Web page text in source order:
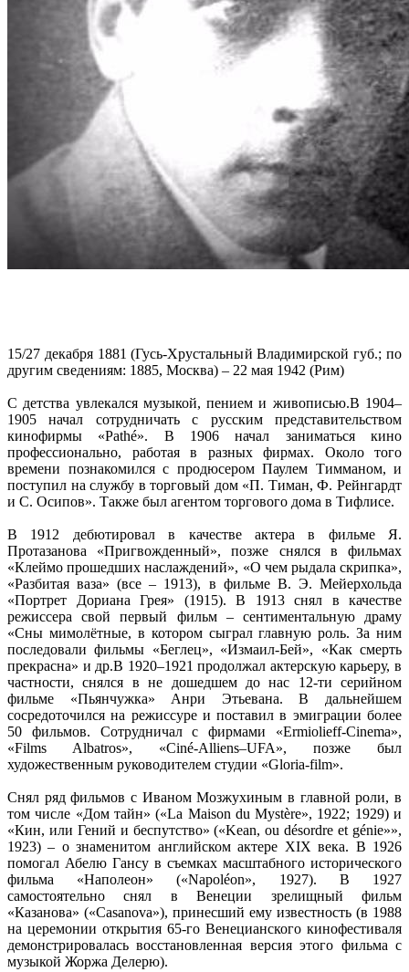
15/27 декабря 1881 (Гусь-Хрустальный Владимирской губ.; по
другим сведениям: 1885, Москва) – 22 мая 1942 (Рим)
С детства увлекался музыкой, пением и живописью.В 1904–
1905 начал сотрудничать с русским представительством
кинофирмы «Pathé». В 1906 начал заниматься кино
профессионально, работая в разных фирмах. Около того
времени познакомился с продюсером Паулем Тимманом, и
поступил на службу в торговый дом «П. Тиман, Ф. Рейнгардт
и С. Осипов». Также был агентом торгового дома в Тифлисе.
В 1912 дебютировал в качестве актера в фильме Я.
Протазанова «Пригвожденный», позже снялся в фильмах
«Клеймо прошедших наслаждений», «О чем рыдала скрипка»,
«Разбитая ваза» (все – 1913), в фильме В. Э. Мейерхольда
«Портрет Дориана Грея» (1915). В 1913 снял в качестве
режиссера свой первый фильм – сентиментальную драму
«Сны мимолётные, в котором сыграл главную роль. За ним
последовали фильмы «Беглец», «Измаил-Бей», «Как смерть
прекрасна» и др.В 1920–1921 продолжал актерскую карьеру, в
частности, снялся в не дошедшем до нас 12-ти серийном
фильме «Пьянчужка» Анри Этьевана. В дальнейшем
сосредоточился на режиссуре и поставил в эмиграции более
50 фильмов. Сотрудничал с фирмами «Ermiolieff-Cinema»,
«Films Albatros», «Ciné-Alliens–UFA», позже был
художественным руководителем студии «Gloria-film».
Снял ряд фильмов с Иваном Мозжухиным в главной роли, в
том числе «Дом тайн» («La Maison du Mystère», 1922; 1929) и
«Кин, или Гений и беспутство» («Kean, ou désordre et génie»»,
1923) – о знаменитом английском актере XIX века. В 1926
помогал Абелю Гансу в съемках масштабного исторического
фильма «Наполеон» («Napoléon», 1927). В 1927
самостоятельно снял в Венеции зрелищный фильм
«Казанова» («Casanova»), принесший ему известность (в 1988
на церемонии открытия 65-го Венецианского кинофестиваля
демонстрировалась восстановленная версия этого фильма с
музыкой Жоржа Делерю).